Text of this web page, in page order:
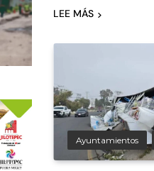
LEE MÁS
Ayuntamientos